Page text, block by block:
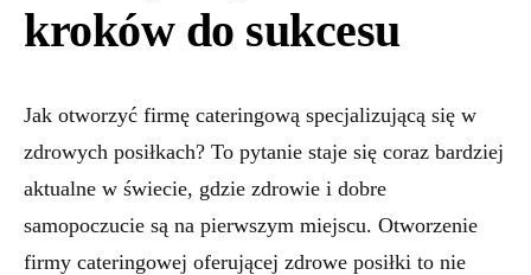
kroków do sukcesu
Jak otworzyć firmę cateringową specjalizującą się w
zdrowych posiłkach? To pytanie staje się coraz bardziej
aktualne w świecie, gdzie zdrowie i dobre
samopoczucie są na pierwszym miejscu. Otworzenie
firmy cateringowej oferującej zdrowe posiłki to nie